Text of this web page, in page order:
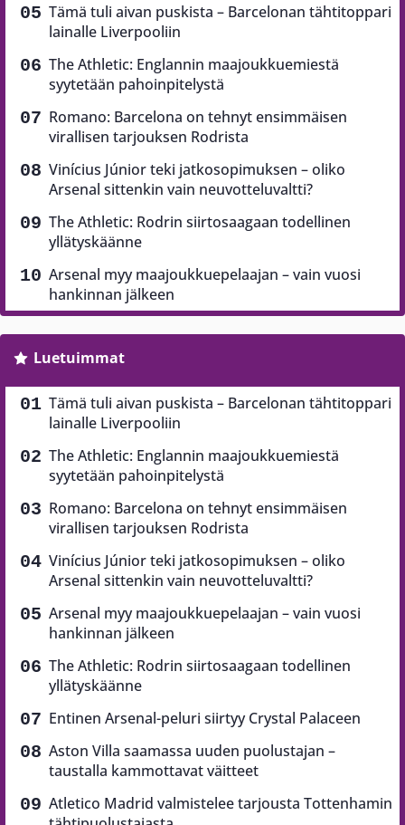
Tämä tuli aivan puskista – Barcelonan tähtitoppari
lainalle Liverpooliin
The Athletic: Englannin maajoukkuemiestä
syytetään pahoinpitelystä
Romano: Barcelona on tehnyt ensimmäisen
virallisen tarjouksen Rodrista
Vinícius Júnior teki jatkosopimuksen – oliko
Arsenal sittenkin vain neuvotteluvaltti?
The Athletic: Rodrin siirtosaagaan todellinen
yllätyskäänne
Arsenal myy maajoukkuepelaajan – vain vuosi
hankinnan jälkeen
Luetuimmat
Tämä tuli aivan puskista – Barcelonan tähtitoppari
lainalle Liverpooliin
The Athletic: Englannin maajoukkuemiestä
syytetään pahoinpitelystä
Romano: Barcelona on tehnyt ensimmäisen
virallisen tarjouksen Rodrista
Vinícius Júnior teki jatkosopimuksen – oliko
Arsenal sittenkin vain neuvotteluvaltti?
Arsenal myy maajoukkuepelaajan – vain vuosi
hankinnan jälkeen
The Athletic: Rodrin siirtosaagaan todellinen
yllätyskäänne
Entinen Arsenal-peluri siirtyy Crystal Palaceen
Aston Villa saamassa uuden puolustajan –
taustalla kammottavat väitteet
Atletico Madrid valmistelee tarjousta Tottenhamin